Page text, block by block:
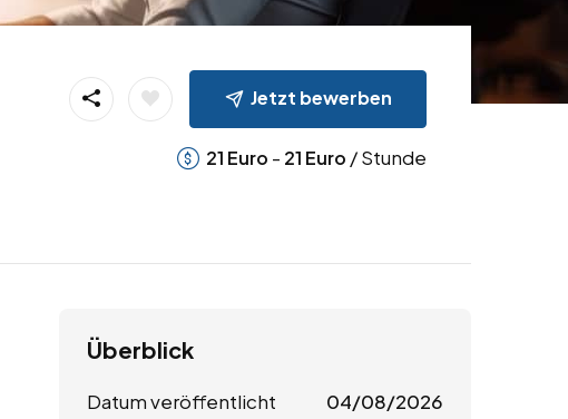
Jetzt bewerben
21 Euro - 21 Euro / Stunde
Überblick
Datum veröffentlicht 04/08/2026